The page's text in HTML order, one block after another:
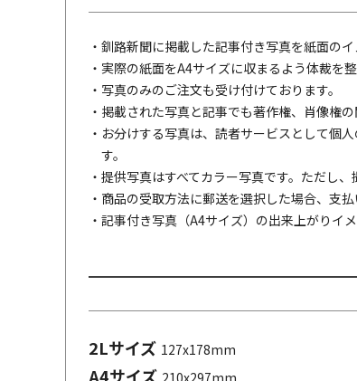
・釧路新聞に掲載した記事付き写真を紙面のイ
・実際の紙面をA4サイズに収まるよう体裁を整
・写真のみのご注文も受け付けております。
・掲載された写真と記事でも著作権、肖像権
・お分けする写真は、読者サービスとして個
す。
・提供写真はすべてカラー写真です。ただし
・商品の受取方法に郵送を選択した場合、支
・記事付き写真（A4サイズ）の出来上がりイ
2Lサイズ 127x178mm
A4サイズ 210x297mm